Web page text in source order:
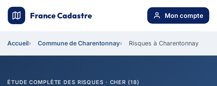
France Cadastre Mon compte
Accueil Commune de Charentonnay Risques à Charentonnay
ÉTUDE COMPLÈTE DES RISQUES · CHER (18)